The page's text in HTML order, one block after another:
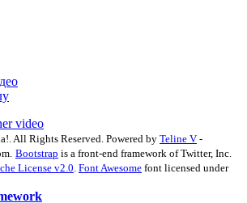
All Rights Reserved. Powered by Teline V -
Bootstrap is a front-end framework of Twitter, Inc.
License v2.0 Font Awesome font licensed under